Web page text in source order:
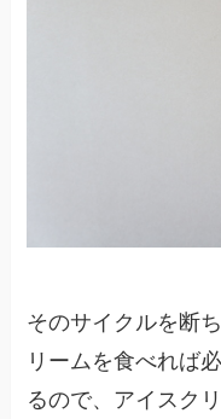
そのサイクルを断
リームを食べれば
るので、アイスク